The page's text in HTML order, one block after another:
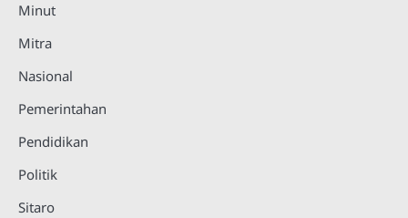
Minut
Mitra
Nasional
Pemerintahan
Pendidikan
Politik
Sitaro